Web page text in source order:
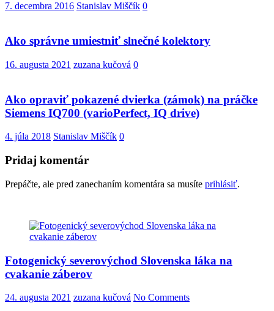
7. decembra 2016 Stanislav Miščík 0
Ako správne umiestniť slnečné kolektory
16. augusta 2021 zuzana kučová 0
Ako opraviť pokazené dvierka (zámok) na práčke
Siemens IQ700 (varioPerfect, IQ drive)
4. júla 2018 Stanislav Miščík 0
Pridaj komentár
Prepáčte, ale pred zanechaním komentára sa musíte prihlásiť.
Fotogenický severovýchod Slovenska láka na
cvakanie záberov
24. augusta 2021 zuzana kučová No Comments